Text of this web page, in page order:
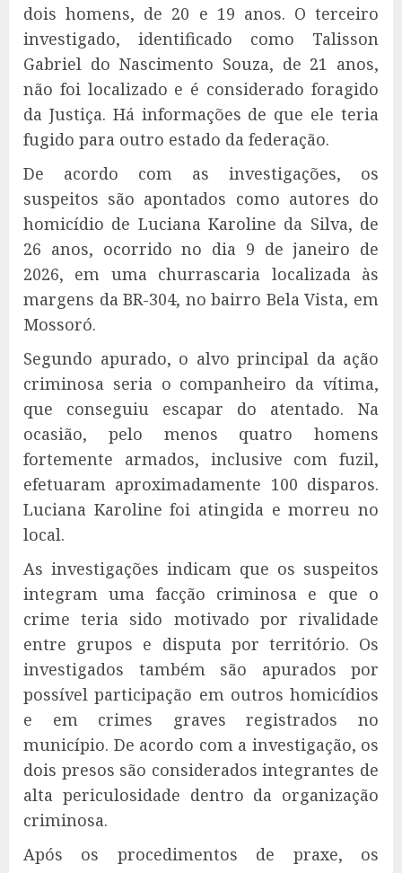
dois homens, de 20 e 19 anos. O terceiro
investigado, identificado como Talisson
Gabriel do Nascimento Souza, de 21 anos,
não foi localizado e é considerado foragido
da Justiça. Há informações de que ele teria
fugido para outro estado da federação.
De acordo com as investigações, os
suspeitos são apontados como autores do
homicídio de Luciana Karoline da Silva, de
26 anos, ocorrido no dia 9 de janeiro de
2026, em uma churrascaria localizada às
margens da BR-304, no bairro Bela Vista, em
Mossoró.
Segundo apurado, o alvo principal da ação
criminosa seria o companheiro da vítima,
que conseguiu escapar do atentado. Na
ocasião, pelo menos quatro homens
fortemente armados, inclusive com fuzil,
efetuaram aproximadamente 100 disparos.
Luciana Karoline foi atingida e morreu no
local.
As investigações indicam que os suspeitos
integram uma facção criminosa e que o
crime teria sido motivado por rivalidade
entre grupos e disputa por território. Os
investigados também são apurados por
possível participação em outros homicídios
e em crimes graves registrados no
município. De acordo com a investigação, os
dois presos são considerados integrantes de
alta periculosidade dentro da organização
criminosa.
Após os procedimentos de praxe, os